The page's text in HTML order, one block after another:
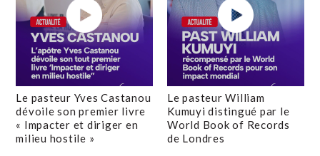
Le pasteur Yves Castanou
dévoile son premier livre
« Impacter et diriger en
milieu hostile »
Le pasteur William
Kumuyi distingué par le
World Book of Records
de Londres